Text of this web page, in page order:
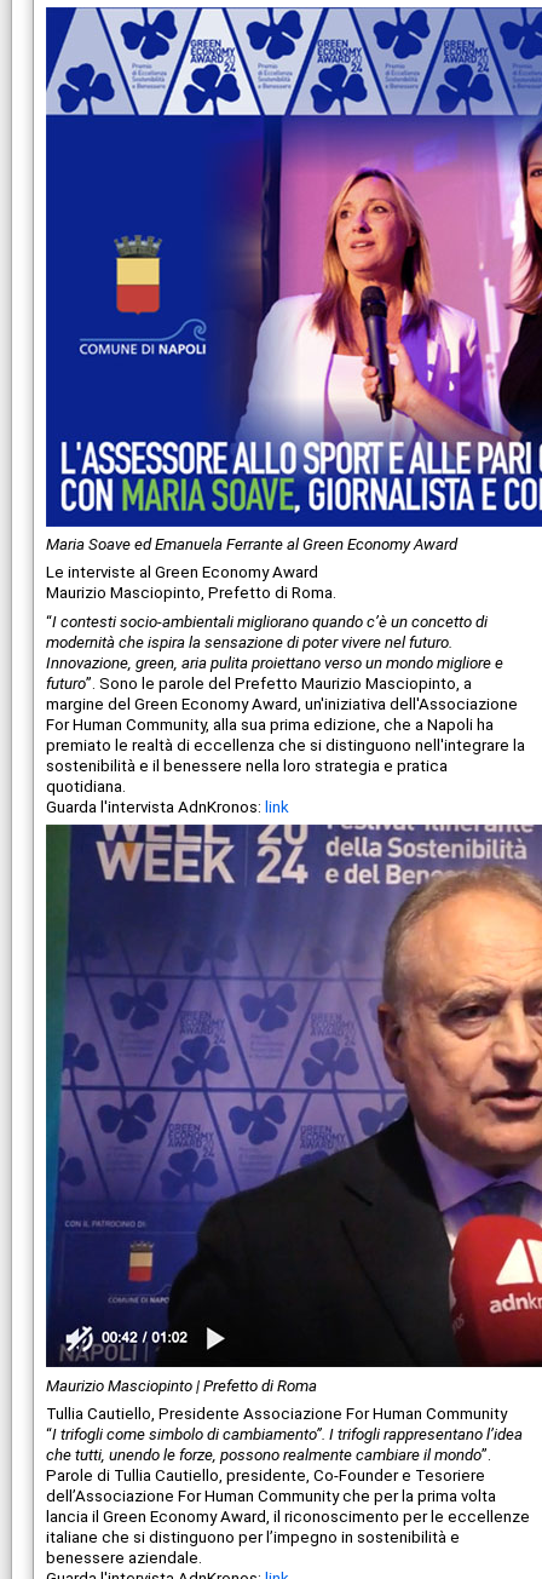
Maria Soave ed Emanuela Ferrante al Green Economy Award
Le interviste al Green Economy Award
Maurizio Masciopinto, Prefetto di Roma.
“I contesti socio-ambientali migliorano quando c’è un concetto di
modernità che ispira la sensazione di poter vivere nel futuro.
Innovazione, green, aria pulita proiettano verso un mondo migliore e
futuro”. Sono le parole del Prefetto Maurizio Masciopinto, a
margine del Green Economy Award, un'iniziativa dell'Associazione
For Human Community, alla sua prima edizione, che a Napoli ha
premiato le realtà di eccellenza che si distinguono nell'integrare la
sostenibilità e il benessere nella loro strategia e pratica
quotidiana.
Guarda l'intervista AdnKronos: link
Maurizio Masciopinto | Prefetto di Roma
Tullia Cautiello, Presidente Associazione For Human Community
“I trifogli come simbolo di cambiamento”. I trifogli rappresentano l’idea
che tutti, unendo le forze, possono realmente cambiare il mondo”.
Parole di Tullia Cautiello, presidente, Co-Founder e Tesoriere
dell’Associazione For Human Community che per la prima volta
lancia il Green Economy Award, il riconoscimento per le eccellenze
italiane che si distinguono per l’impegno in sostenibilità e
benessere aziendale.